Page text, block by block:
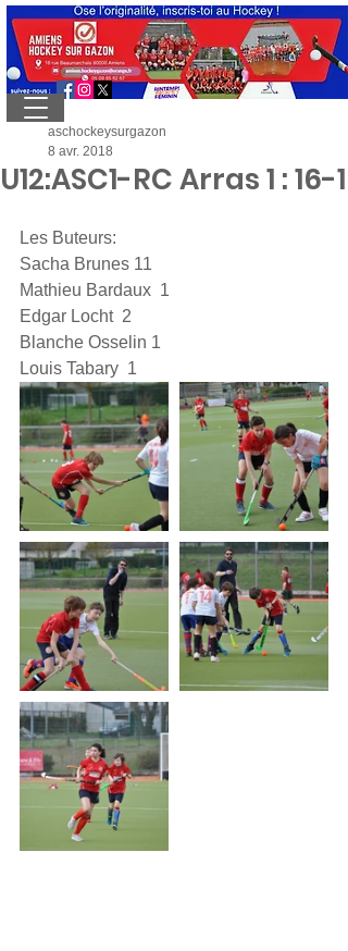
U12:ASC1-RC Arras 1 : 16-1
aschockeysurgazon
8 avr. 2018
Les Buteurs:
Sacha Brunes 11
Mathieu Bardaux  1
Edgar Locht  2
Blanche Osselin 1
Louis Tabary  1